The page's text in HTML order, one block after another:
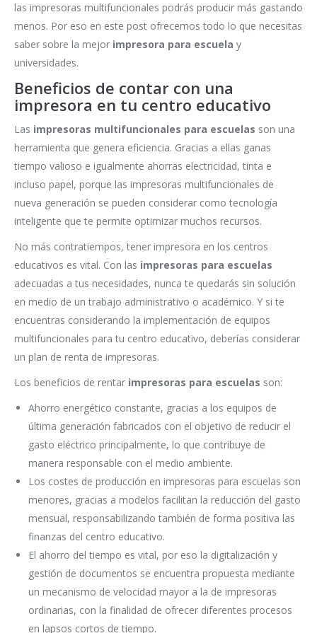
las impresoras multifuncionales podrás producir más gastando
menos. Por eso en este post ofrecemos todo lo que necesitas
saber sobre la mejor impresora para escuela y
universidades.
Beneficios de contar con una
impresora en tu centro educativo
Las impresoras multifuncionales para escuelas son una
herramienta que genera eficiencia. Gracias a ellas ganas
tiempo valioso e igualmente ahorras electricidad, tinta e
incluso papel, porque las impresoras multifuncionales de
nueva generación se pueden considerar como tecnología
inteligente que te permite optimizar muchos recursos.
No más contratiempos, tener impresora en los centros
educativos es vital. Con las impresoras para escuelas
adecuadas a tus necesidades, nunca te quedarás sin solución
en medio de un trabajo administrativo o académico. Y si te
encuentras considerando la implementación de equipos
multifuncionales para tu centro educativo, deberías considerar
un plan de renta de impresoras.
Los beneficios de rentar impresoras para escuelas son:
Ahorro energético constante, gracias a los equipos de
última generación fabricados con el objetivo de reducir el
gasto eléctrico principalmente, lo que contribuye de
manera responsable con el medio ambiente.
Los costes de producción en impresoras para escuelas son
menores, gracias a modelos facilitan la reducción del gasto
mensual, responsabilizando también de forma positiva las
finanzas del centro educativo.
El ahorro del tiempo es vital, por eso la digitalización y
gestión de documentos se encuentra propuesta mediante
un mecanismo de velocidad mayor a la de impresoras
ordinarias, con la finalidad de ofrecer diferentes procesos
en lapsos cortos de tiempo.